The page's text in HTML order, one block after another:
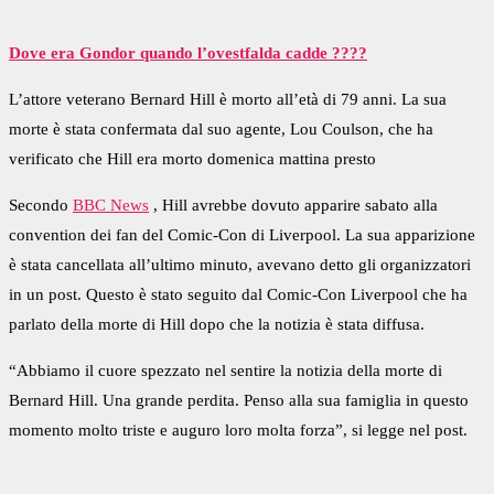
Dove era Gondor quando l’ovestfalda cadde ????
L’attore veterano Bernard Hill è morto all’età di 79 anni. La sua
morte è stata confermata dal suo agente, Lou Coulson, che ha
verificato che Hill era morto domenica mattina presto
Secondo BBC News , Hill avrebbe dovuto apparire sabato alla
convention dei fan del Comic-Con di Liverpool. La sua apparizione
è stata cancellata all’ultimo minuto, avevano detto gli organizzatori
in un post. Questo è stato seguito dal Comic-Con Liverpool che ha
parlato della morte di Hill dopo che la notizia è stata diffusa.
“Abbiamo il cuore spezzato nel sentire la notizia della morte di
Bernard Hill. Una grande perdita. Penso alla sua famiglia in questo
momento molto triste e auguro loro molta forza”, si legge nel post.